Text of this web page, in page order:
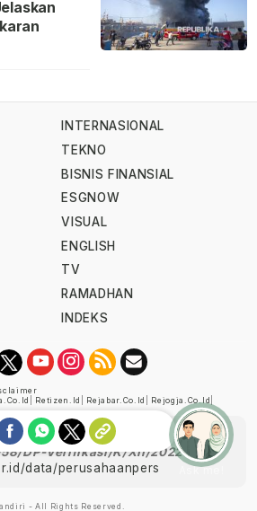
INTERNASIONAL
TEKNO
BISNIS FINANSIAL
ESGNOW
VISUAL
ENGLISH
TV
RAMADHAN
INDEKS
Retizen.id Rejabar.co.id Rejogja.co.id
oleh Dewan Pers
DP-Verifikasi/K/XII/2022
data/perusahaanpers
- All Rights Reserved.
Ask me!